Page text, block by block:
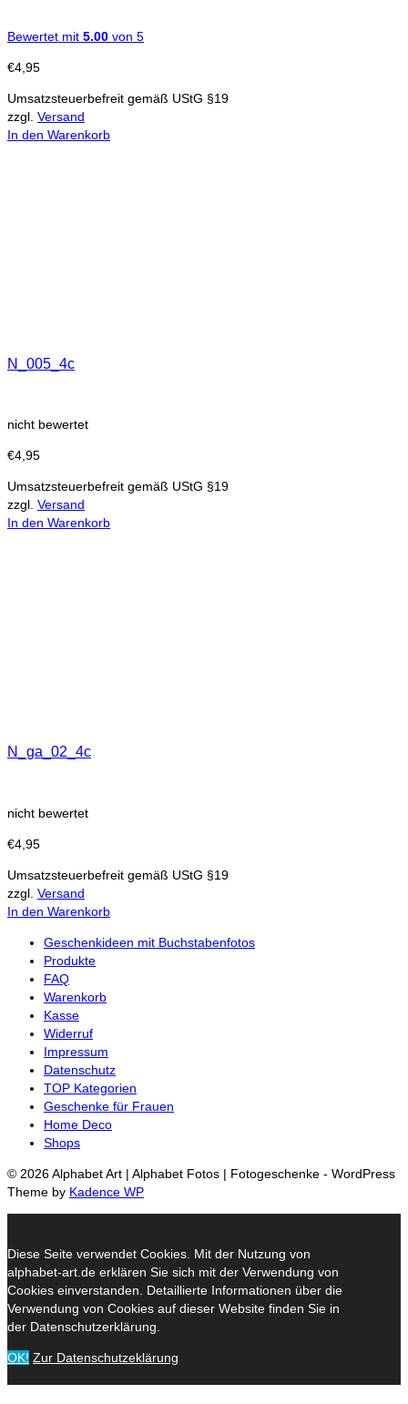
Bewertet mit 5.00 von 5
€4,95
Umsatzsteuerbefreit gemäß UStG §19
zzgl. Versand
In den Warenkorb
N_005_4c
nicht bewertet
€4,95
Umsatzsteuerbefreit gemäß UStG §19
zzgl. Versand
In den Warenkorb
N_ga_02_4c
nicht bewertet
€4,95
Umsatzsteuerbefreit gemäß UStG §19
zzgl. Versand
In den Warenkorb
Geschenkideen mit Buchstabenfotos
Produkte
FAQ
Warenkorb
Kasse
Widerruf
Impressum
Datenschutz
TOP Kategorien
Geschenke für Frauen
Home Deco
Shops
© 2026 Alphabet Art | Alphabet Fotos | Fotogeschenke - WordPress
Theme by Kadence WP
Diese Seite verwendet Cookies. Mit der Nutzung von
alphabet-art.de erklären Sie sich mit der Verwendung von
Cookies einverstanden. Detaillierte Informationen über die
Verwendung von Cookies auf dieser Website finden Sie in
der Datenschutzerklärung.
OK! Zur Datenschutzeklärung